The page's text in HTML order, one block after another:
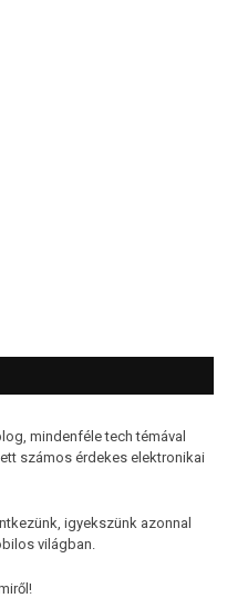
mindenféle tech témával
számos érdekes elektronikai
igyekszünk azonnal
világban.